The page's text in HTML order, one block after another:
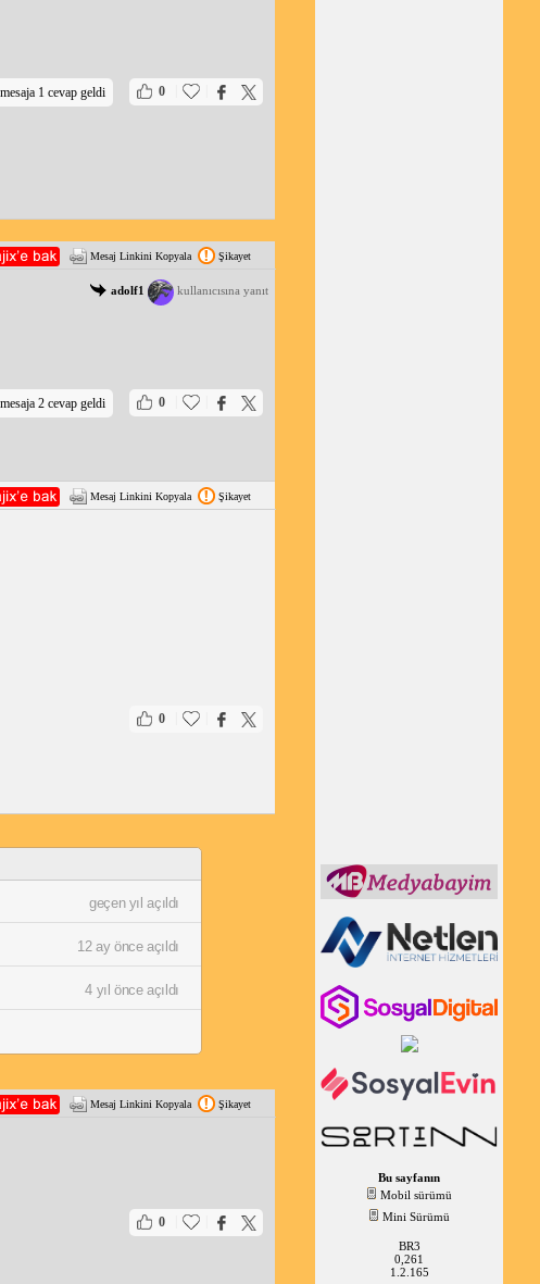
0
1 cevap geldi
Mesaj Linkini Kopyala Şikayet
adolf1 kullanıcısına yanıt
0
2 cevap geldi
Mesaj Linkini Kopyala Şikayet
0
geçen yıl açıldı
12 ay önce açıldı
4 yıl önce açıldı
Mesaj Linkini Kopyala Şikayet
0
Bu sayfanın
Mobil sürümü
Mini Sürümü
BR3
0,261
1.2.165